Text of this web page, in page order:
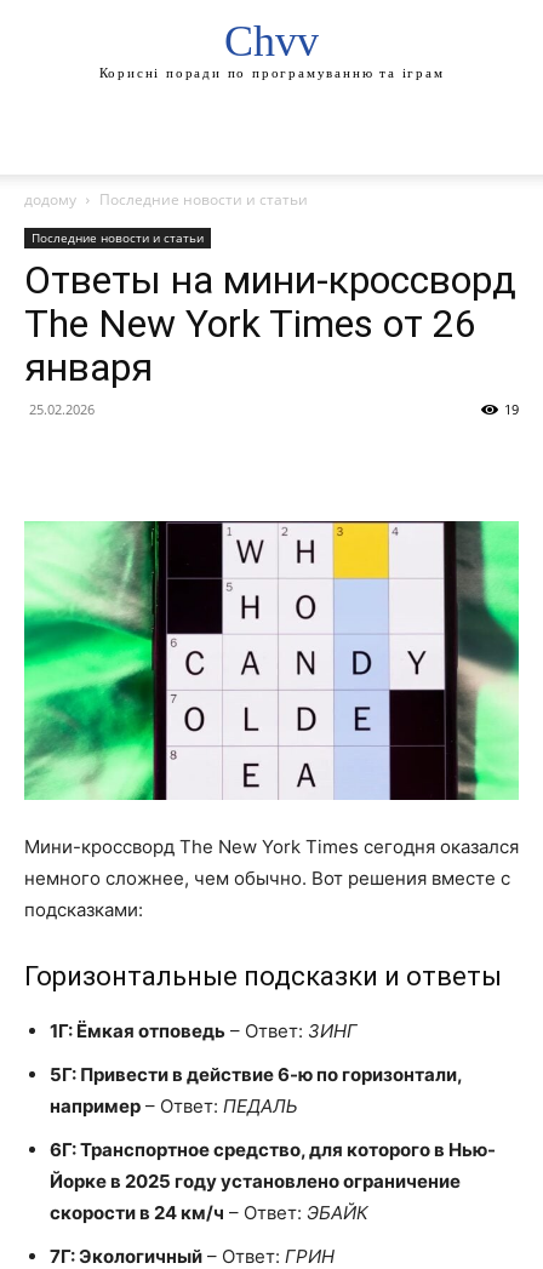
Chvv
Корисні поради по програмуванню та іграм
додому Последние новости и статьи
Последние новости и статьи
Ответы на мини-кроссворд
The New York Times от 26
января
25.02.2026 19
Мини-кроссворд The New York Times сегодня оказался
немного сложнее, чем обычно. Вот решения вместе с
подсказками:
Горизонтальные подсказки и ответы
1Г: Ёмкая отповедь – Ответ: ЗИНГ
5Г: Привести в действие 6-ю по горизонтали,
например – Ответ: ПЕДАЛЬ
6Г: Транспортное средство, для которого в Нью-
Йорке в 2025 году установлено ограничение
скорости в 24 км/ч – Ответ: ЭБАЙК
7Г: Экологичный – Ответ: ГРИН